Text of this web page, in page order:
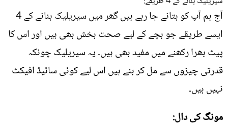
آج ہم آپ کو بتانے جا رہے ہیں گھر میں سیریلیک بنانے کے 4
ایسے طریقے جو بچے کے لیے صحت بخش بھی ہیں اور اس کا
پیٹ بھرا رکھنے میں مفید بھی ہیں۔ یہ سیریلیک چونکہ
قدرتی چیزوں سے مل کر بنے ہیں اس لیے کوئی سائیڈ افیکٹ
نہیں ہیں۔
مونگ کی دال: